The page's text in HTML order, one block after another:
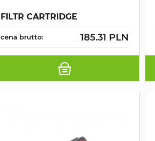
FILTR CARTRIDGE
cena brutto: 185.31 PLN